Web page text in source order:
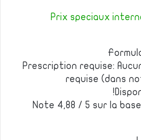
Prix speciaux
Prescription requise:
requise (dans
Note 4,88 / 5 sur la